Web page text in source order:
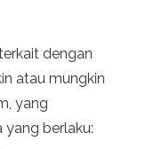
dengan
atau mungkin
yang
berlaku: